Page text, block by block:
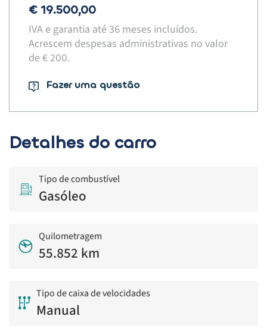
€ 19.500,00
IVA e garantia até 36 meses incluídos.
Acrescem despesas administrativas no valor
de € 200.​
Fazer uma questão
Detalhes do carro
Tipo de combustível
Gasóleo
Quilometragem
55.852 km
Tipo de caixa de velocidades
Manual